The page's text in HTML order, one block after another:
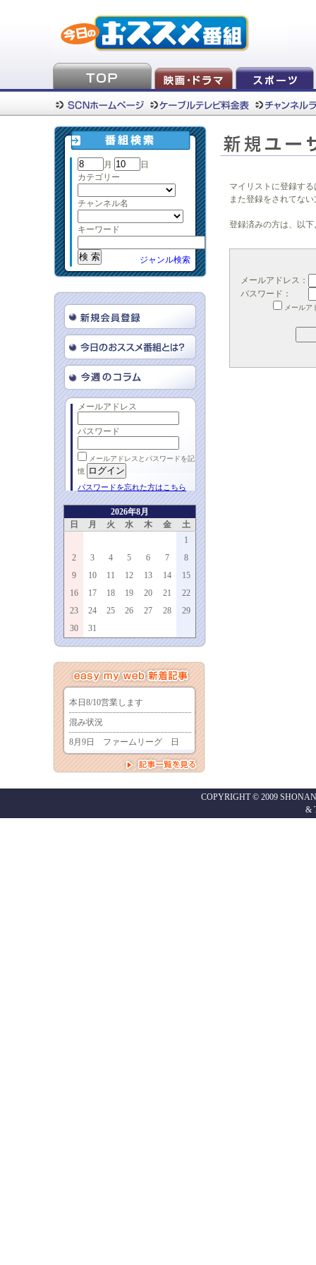
月
日
カテゴリー
チャンネル名
キーワード
ジャンル検索
メールアドレス
パスワード
メールアドレスとパスワードを記
憶
パスワードを忘れた方はこちら
2026年8月
日
月 火 水 木 金
土
1
2
3 4 5 6 7
8
9
10 11 12 13 14
15
16
17 18 19 20 21
22
23
24 25 26 27 28
29
30
31
マイリストに登録す
また登録をされてな
登録済みの方は、以
メールアドレス：
パスワード：
メールア
COPYRIGHT © 2009
&